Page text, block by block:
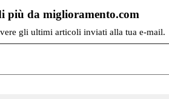
più da miglioramento.com
gli ultimi articoli inviati alla tua e-mail.